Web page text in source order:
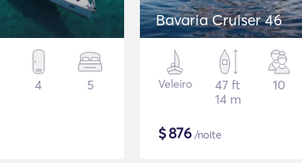
4 5
Bavaria Cruiser 46
Veleiro
47 ft
14 m
10
$876/noite